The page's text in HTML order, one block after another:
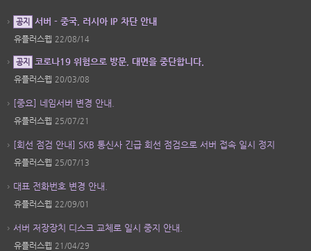
공지 서버 - 중국, 러시아 IP 차단 안내
유플러스웹 22/08/14
공지 코로나19 위험으로 방문, 대면을 중단합니다.
유플러스웹 20/03/08
[중요] 네임서버 변경 안내.
유플러스웹 25/07/21
[회선 점검 안내] SKB 통신사 긴급 회선 점검으로 서버 접속 일시 정지
유플러스웹 25/07/13
대표 전화번호 변경 안내.
유플러스웹 22/09/01
서버 저장장치 디스크 교체로 일시 중지 안내.
유플러스웹 21/04/29